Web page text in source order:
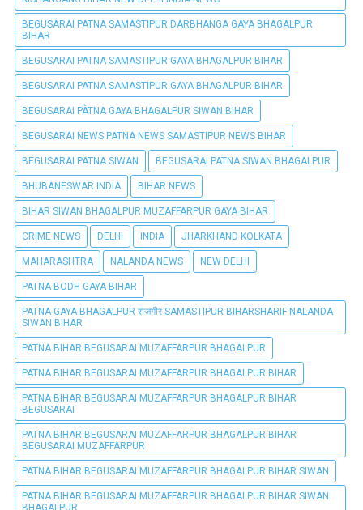
BEGUSARAI PATNA SAMASTIPUR DARBHANGA GAYA BHAGALPUR
BIHAR
BEGUSARAI PATNA SAMASTIPUR GAYA BHAGALPUR BIHAR
BEGUSARAI PATNA SAMASTIPUR GAYA BHAGALPUR BIHAR
BEGUSARAI PÀTNA GAYA BHAGALPUR SIWAN BIHAR
BEGUSARAI NEWS PATNA NEWS SAMASTIPUR NEWS BIHAR
BEGUSARAI PATNA SIWAN BEGUSARAI PATNA SIWAN BHAGALPUR
BHUBANESWAR INDIA BIHAR NEWS
BIHAR SIWAN BHAGALPUR MUZAFFARPUR GAYA BIHAR
CRIME NEWS DELHI INDIA JHARKHAND KOLKATA
MAHARASHTRA NALANDA NEWS NEW DELHI
PATNA BODH GAYA BIHAR
PATNA GAYA BHAGALPUR राजगीर SAMASTIPUR BIHARSHARIF NALANDA
SIWAN BIHAR
PATNA BIHAR BEGUSARAI MUZAFFARPUR BHAGALPUR
PATNA BIHAR BEGUSARAI MUZAFFARPUR BHAGALPUR BIHAR
PATNA BIHAR BEGUSARAI MUZAFFARPUR BHAGALPUR BIHAR
BEGUSARAI
PATNA BIHAR BEGUSARAI MUZAFFARPUR BHAGALPUR BIHAR
BEGUSARAI MUZAFFARPUR
PATNA BIHAR BEGUSARAI MUZAFFARPUR BHAGALPUR BIHAR SIWAN
PATNA BIHAR BEGUSARAI MUZAFFARPUR BHAGALPUR BIHAR SIWAN
BHAGALPUR